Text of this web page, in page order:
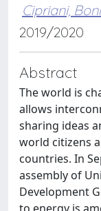
Cipriani,
2019/2020
Abstract
The world is
allows
sharing ideas
world citizens
countries. In
assembly of
Development